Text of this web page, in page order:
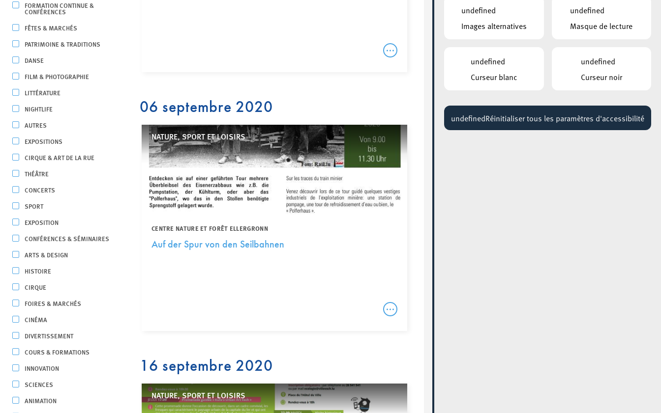
FORMATION CONTINUE &
CONFÉRENCES
FÊTES & MARCHÉS
PATRIMOINE & TRADITIONS
DANSE
FILM & PHOTOGRAPHIE
LITTÉRATURE
NIGHTLIFE
AUTRES
EXPOSITIONS
CIRQUE & ART DE LA RUE
THÉÂTRE
CONCERTS
SPORT
EXPOSITION
CONFÉRENCES & SÉMINAIRES
ARTS & DESIGN
HISTOIRE
CIRQUE
FOIRES & MARCHÉS
CINÉMA
DIVERTISSEMENT
COURS & FORMATIONS
INNOVATION
SCIENCES
ANIMATION
06 septembre 2020
NATURE, SPORT ET LOISIRS
CENTRE NATURE ET FORÊT ELLERGRONN
Auf der Spur von den Seilbahnen
16 septembre 2020
NATURE, SPORT ET LOISIRS
undefined
Images alternatives
undefined
Masque de lecture
undefined
Curseur blanc
undefined
Curseur noir
undefinedRéinitialiser tous les paramètres d'accessibilité